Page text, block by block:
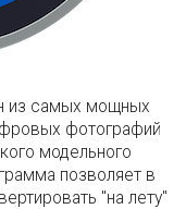
из самых мощных
фотографий
модельного
позволяет в
"на лету"